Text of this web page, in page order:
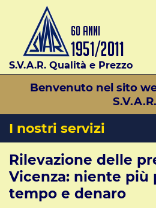
S.V.A.R. Qualità e Prezzo
Benvenuto nel sito
S.V.A.R.
I nostri servizi
Rilevazione delle
Vicenza: niente più
tempo e denaro